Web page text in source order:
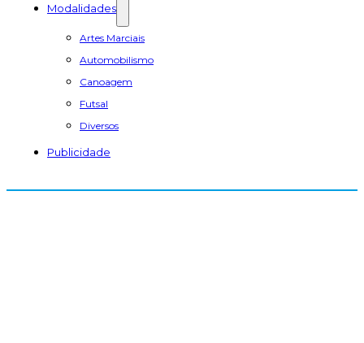
Modalidades
Artes Marciais
Automobilismo
Canoagem
Futsal
Diversos
Publicidade